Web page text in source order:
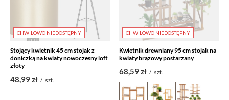
CHWILOWO NIEDOSTĘPNY
Stojący kwietnik 45 cm stojak z
doniczką na kwiaty nowoczesny loft
złoty
48,99 zł / szt.
CHWILOWO NIEDOSTĘPNY
Kwietnik drewniany 95 cm stojak na
kwiaty brązowy postarzany
68,59 zł / szt.